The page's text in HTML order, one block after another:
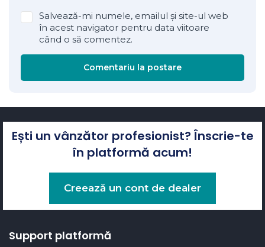
Salvează-mi numele, emailul și site-ul web
în acest navigator pentru data viitoare
când o să comentez.
Comentariu la postare
Ești un vânzător profesionist? Înscrie-te
în platformă acum!
Creează un cont de dealer
Support platformă